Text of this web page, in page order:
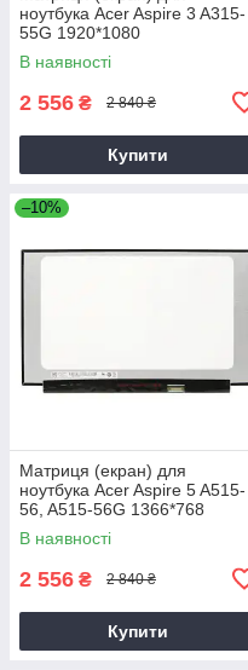
ноутбука Acer Aspire 3 A315-
55G 1920*1080
В наявності
2 556 ₴ 2 840 ₴
Купити
–10%
Матриця (екран) для
ноутбука Acer Aspire 5 A515-
56, A515-56G 1366*768
1920*1080
В наявності
2 556 ₴ 2 840 ₴
Купити